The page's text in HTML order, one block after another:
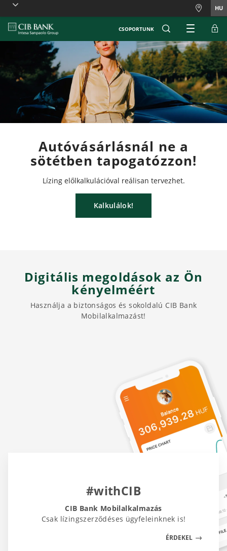
Skiplinks HU
CSOPORTUNK
Autóvásárlásnál ne a
sötétben tapogatózzon!
Lízing előlkalkulációval reálisan tervezhet.
Kalkulálok!
Digitális megoldások az Ön
kényelméért
Használja a biztonságos és sokoldalú CIB Bank
Mobilalkalmazást!
#withCIB
CIB Bank Mobilalkalmazás
Csak lízingszerződéses ügyfeleinknek is!
ÉRDEKEL